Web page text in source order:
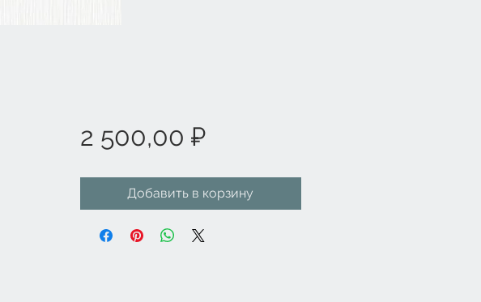
2 500,00 ₽Цена
Добавить в корзину